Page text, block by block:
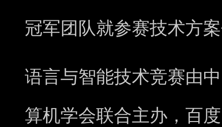
冠军团队就参赛技术方
语言与智能技术竞赛由
算机学会联合主办，百